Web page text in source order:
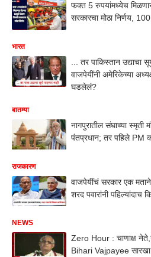
फक्त 5 रुपयांमध्येच
सरकारचा मोठा निर्णय,
भारत
... तर पाकिस्तान उद्याचा
वाजपेयींनी अमेरिकेच्या
घडलेलं?
बातम्या
नागपुरातील संघाच्या स्मृती
पंतप्रधान; तर पहिले PM
राजकारण
वाजपेयींचं सरकार एक
शरद पवारांनी पहिल्यांदाच
NEWS
Zero Hour : चाणाक्ष
Bihari Vajpayee सारखा